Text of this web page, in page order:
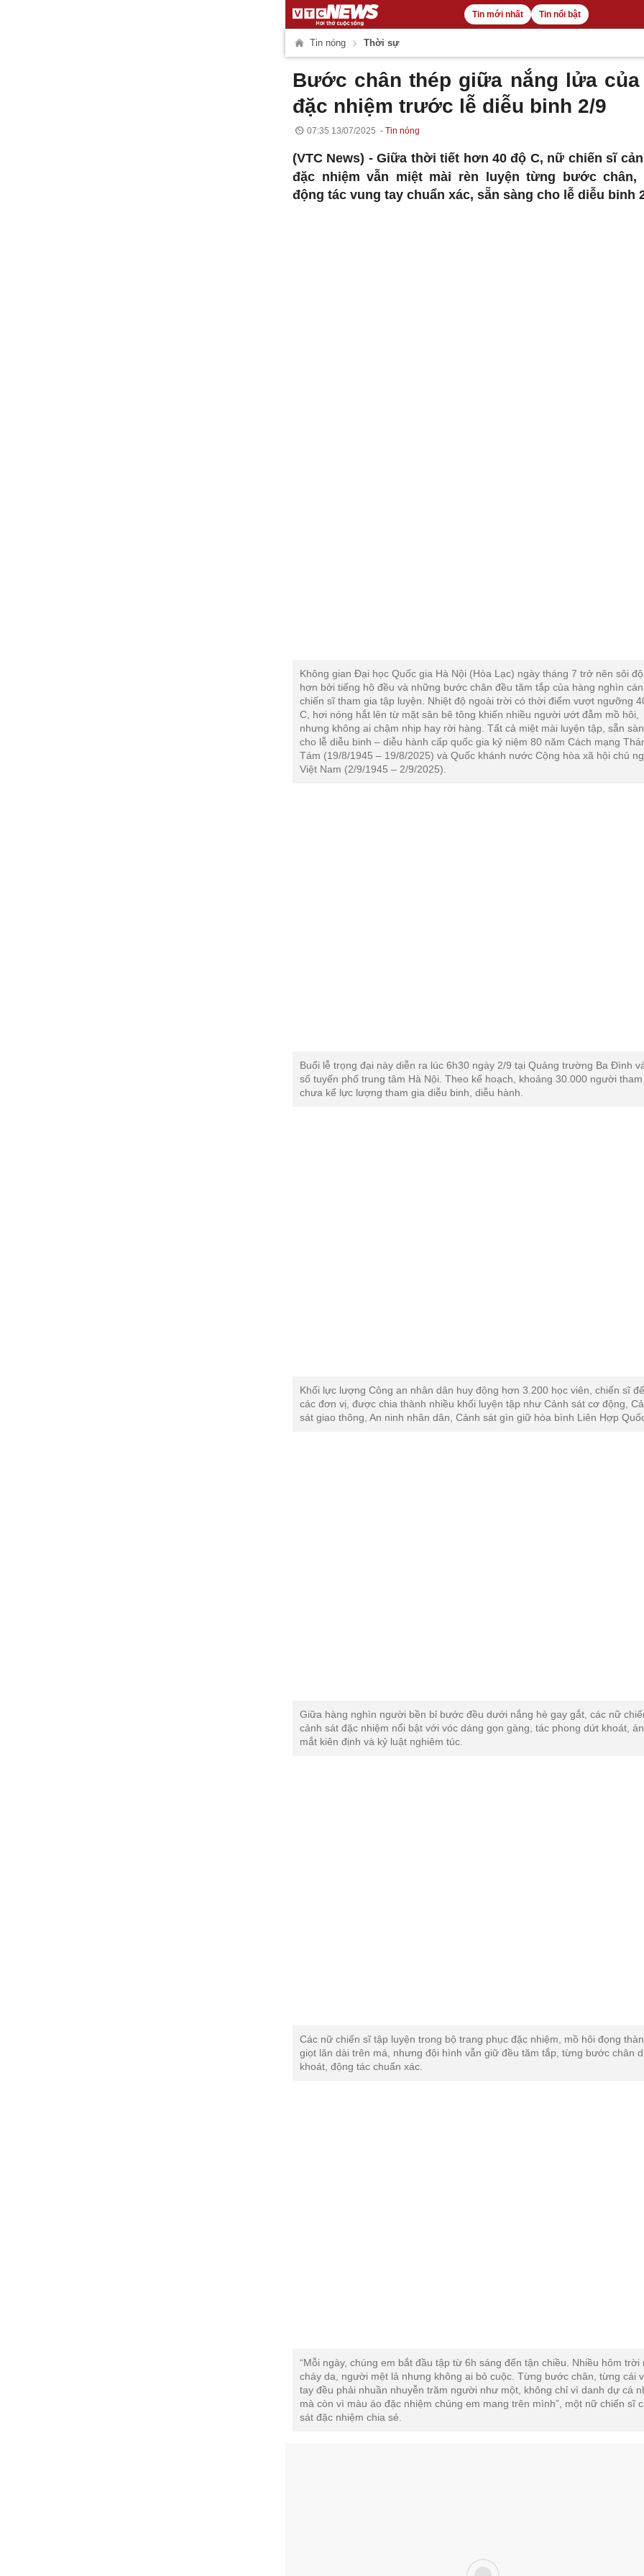
Tin mới nhất Tin nổi bật
Tin nóng Thời sự
Bước chân thép giữa nắng lửa
đặc nhiệm trước lễ diễu binh 2/9
07:35 13/07/2025 Tin nóng
(VTC News) -Giữa thời tiết hơn 40 độ C, nữ chiến sĩ
đặc nhiệm vẫn miệt mài rèn luyện từng bước chân,
động tác vung tay chuẩn xác, sẵn sàng cho lễ diễu binh
Không gian Đại học Quốc gia Hà Nội (Hòa Lạc) ngày tháng 7 trở nên sôi
hơn bởi tiếng hô đều và những bước chân đều tăm tắp của hàng nghìn cán
chiến sĩ tham gia tập luyện. Nhiệt độ ngoài trời có thời điểm vượt ngưỡng
C, hơi nóng hắt lên từ mặt sân bê tông khiến nhiều người ướt đẫm mồ hôi,
nhưng không ai chậm nhịp hay rời hàng. Tất cả miệt mài luyện tập, sẵn
cho lễ diễu binh – diễu hành cấp quốc gia kỷ niệm 80 năm Cách mạng
Tám (19/8/1945 – 19/8/2025) và Quốc khánh nước Cộng hòa xã hội chủ
Việt Nam (2/9/1945 – 2/9/2025).
Buổi lễ trọng đại này diễn ra lúc 6h30 ngày 2/9 tại Quảng trường Ba Đình
số tuyến phố trung tâm Hà Nội. Theo kế hoạch, khoảng 30.000 người
chưa kể lực lượng tham gia diễu binh, diễu hành.
Khối lực lượng Công an nhân dân huy động hơn 3.200 học viên, chiến sĩ
các đơn vị, được chia thành nhiều khối luyện tập như Cảnh sát cơ động,
sát giao thông, An ninh nhân dân, Cảnh sát gìn giữ hòa bình Liên Hợp
Giữa hàng nghìn người bền bỉ bước đều dưới nắng hè gay gắt, các nữ
cảnh sát đặc nhiệm nổi bật với vóc dáng gọn gàng, tác phong dứt khoát,
mắt kiên định và kỷ luật nghiêm túc.
Các nữ chiến sĩ tập luyện trong bộ trang phục đặc nhiệm, mồ hôi đọng
giọt lăn dài trên má, nhưng đội hình vẫn giữ đều tăm tắp, từng bước chân
khoát, động tác chuẩn xác.
“Mỗi ngày, chúng em bắt đầu tập từ 6h sáng đến tận chiều. Nhiều hôm trời
cháy da, người mệt lả nhưng không ai bỏ cuộc. Từng bước chân, từng cái
tay đều phải nhuần nhuyễn trăm người như một, không chỉ vì danh dự cá
mà còn vì màu áo đặc nhiệm chúng em mang trên mình”, một nữ chiến sĩ
sát đặc nhiệm chia sẻ.